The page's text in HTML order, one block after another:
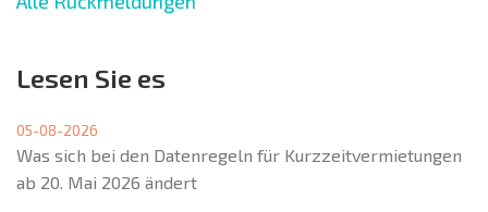
Lesen Sie es
05-08-2026
Was sich bei den Datenregeln für Kurzzeitvermietungen
ab 20. Mai 2026 ändert